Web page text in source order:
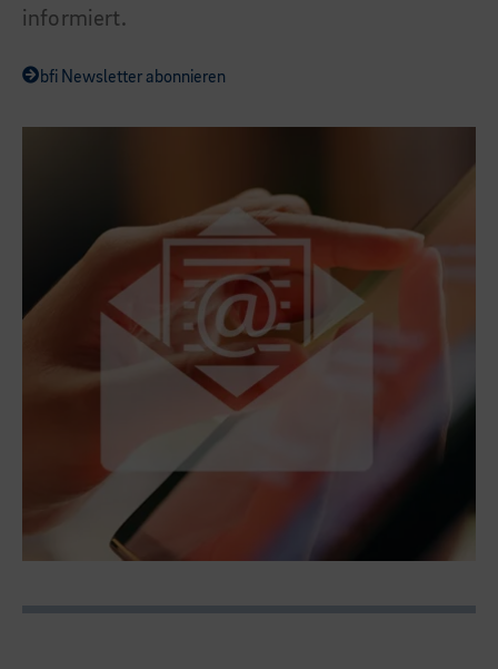
informiert.
bfi Newsletter abonnieren